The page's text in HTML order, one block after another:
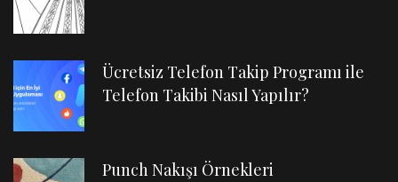
Ücretsiz Telefon Takip Programı ile
Telefon Takibi Nasıl Yapılır?
Punch Nakışı Örnekleri